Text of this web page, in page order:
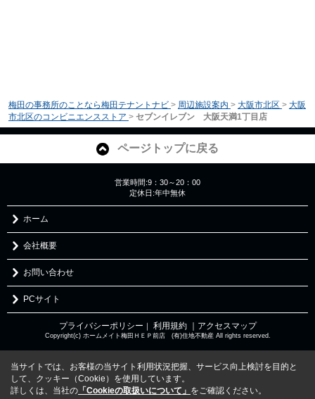
梅田の事務所のことなら梅田テナントナビ > 周辺施設案内 > 大阪市北区 > 大阪
市北区のコンビニエンスストア > セブンイレブン 大阪天満1丁目店
ページトップに戻る
営業時間:9：30～20：00
定休日:年中無休
ホーム
会社概要
お問い合わせ
PCサイト
プライバシーポリシー ｜ 利用規約 ｜アクセスマップ
Copyright(c) ホームメイト梅田ＨＥＰ前店 (有)住地不動産 All rights reserved.
当サイトでは、お客様の当サイト利用状況把握、サービス向上検討を目的と
して、クッキー（Cookie）を使用しています。
詳しくは、当社の 「Cookieの取扱いについて」 をご確認ください。